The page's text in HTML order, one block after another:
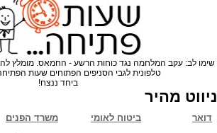
שימו לב: עקב המלחמה נגד כוחות הרשע - החמאס. מומלץ
טלפונית לגבי הסניפים הפתוחים שעות
ביחד ננצח!
ניווט מהיר
משרד הפנים ביטוח לאומי
דואר